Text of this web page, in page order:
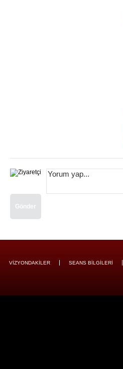
Gönder
VİZYONDAKİLER SEANS BİLGİLERİ